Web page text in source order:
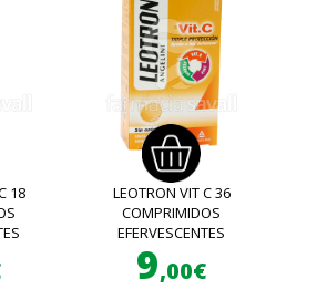
18
LEOTRON VIT C 36
COMPRIMIDOS
EFERVESCENTES
9,00€